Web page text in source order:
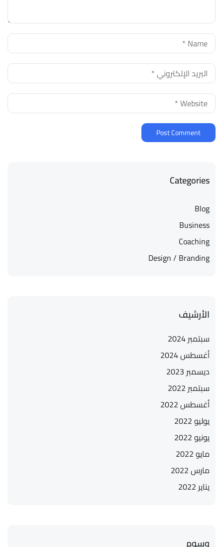
Categories
Blog
Business
Coaching
Design / Branding
الأرشيف
سبتمبر 2024
أغسطس 2024
ديسمبر 2023
سبتمبر 2022
أغسطس 2022
يوليو 2022
يونيو 2022
مايو 2022
مارس 2022
يناير 2022
وسوم